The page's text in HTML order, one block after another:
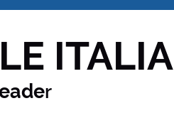
ITALIA
r